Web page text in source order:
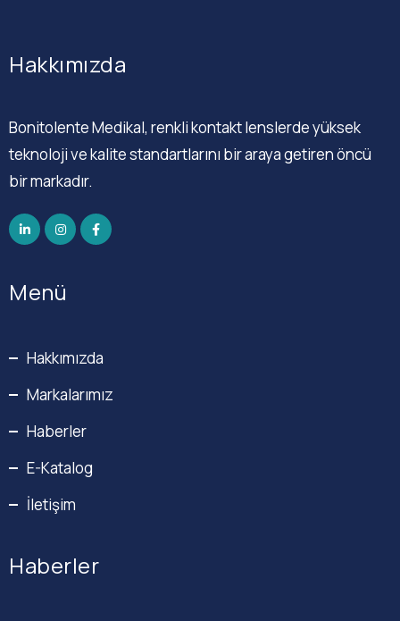
Hakkımızda
Bonitolente Medikal, renkli kontakt lenslerde yüksek
teknoloji ve kalite standartlarını bir araya getiren öncü
bir markadır.
Menü
Hakkımızda
Markalarımız
Haberler
E-Katalog
İletişim
Haberler